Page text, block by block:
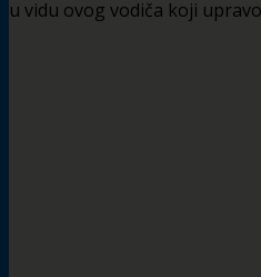
u vidu ovog vodiča koji